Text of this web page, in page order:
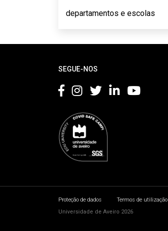
departamentos e escolas
SEGUE-NOS
Proteção de dados Termos de utilização
Universidade de Aveiro 2026